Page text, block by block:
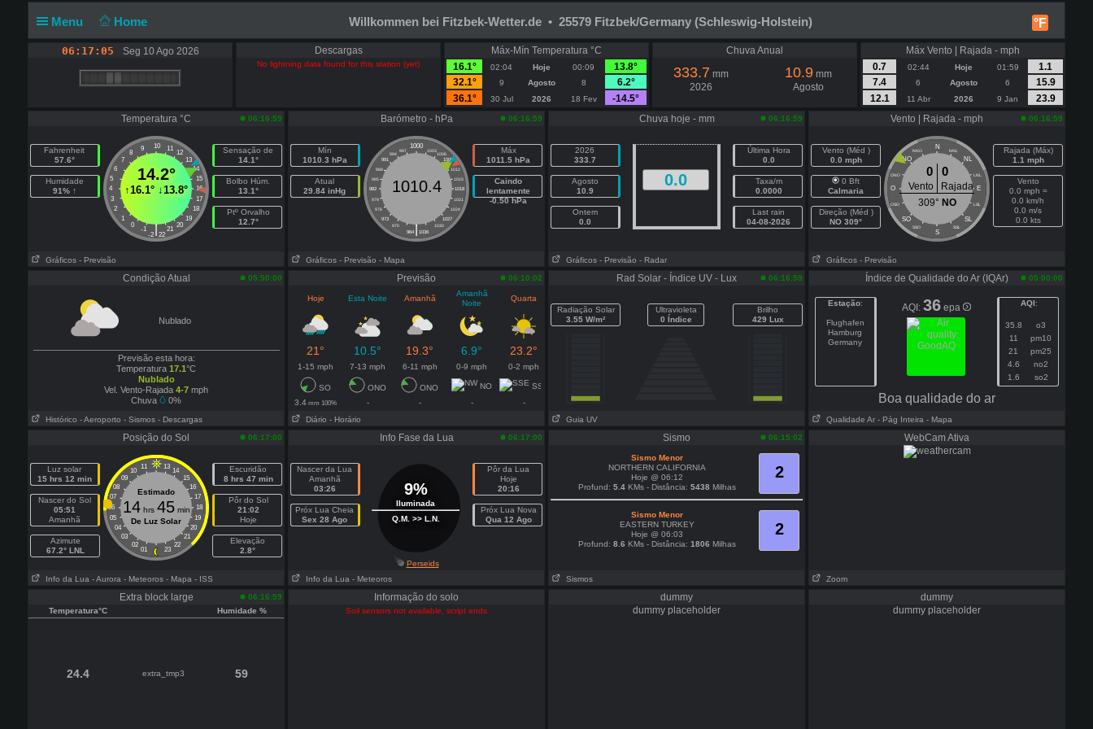
Menu Home °F
Willkommen bei Fitzbek-Wetter.de • 25579 Fitzbek/Germany (Schleswig-Holstein)
06:17:06 Seg 10 Ago 2026 Descargas
No lightning data found for this station (yet)
Máx-Mín Temperatura °C
16.1°
02:04 Hoje 00:09
13.8°
32.1°
9 Agosto 8
6.2°
36.1°
30 Jul 2026 18 Fev -14.5°
Chuva Anual
333.7 mm
2026
10.9 mm
Agosto
Máx Vento | Rajada - mph
0.7
02:44 Hoje 01:59
1.1
7.4
6 Agosto 6
15.9
12.1
11 Abr 2026 9 Jan
23.9
Temperatura °C
06:16:59
Fahrenheit
57.6°
Humidade
91% ↑
10
9 11
8
12
7
13
6
14
5
15
4
16
3
17
2
18
1
19
0
20
-1 21
|
-2 22
14.2°
↑16.1° ↓13.8°
Sensação de
14.1°
Bolbo Húm.
13.1°
Ptº Orvalho
12.7°
Gráficos - Previsão
Barómetro - hPa 06:16:59
Mín
1010.3 hPa
Atual
29.84 inHg
1000
997 1003
994
1006
991
1009
988
1012
985
1015
982
1018
979
1021
976
1024
973
1027
970
1030
|
964 1036
1010.4
Máx
1011.5 hPa
Caindo
lentamente
-0.50 hPa
Gráficos - Previsão - Mapa
Chuva hoje - mm 06:16:59
2026
333.7
Agosto
10.9
Ontem
0.0
0.0
Última Hora
0.0
Taxa/m
0.0000
Last rain
04-08-2026
Gráficos - Previsão - Radar
Vento | Rajada - mph 06:16:59
Vento (Méd )
0.0 mph
0 Bft
Calmaria
Direção (Méd )
NO 309°
N
NNO NNL
NO NL
ONO LNL
O E
OSO LSL
SO SL
SSO SSL
S
0 0
Vento
Rajada
309° NO
Rajada (Máx)
1.1 mph
Vento
0.0 mph =
0.0 km/h
0.0 m/s
0.0 kts
Gráficos - Previsão
Condição Atual 05:50:00
Nublado
Previsão esta hora:
Temperatura 17.1°C
Nublado
Vel. Vento-Rajada 4-7 mph
Chuva
0%
Histórico - Aeroporto - Sismos - Descargas
Previsão 06:10:02
Hoje Esta Noite Amanhã
Amanhã
Noite
Quarta
21° 10.5° 19.3° 6.9° 23.2°
1-15 mph 7-13 mph 6-11 mph 0-9 mph 0-2 mph
SO ONO ONO NO
SSL
3.4 mm 100% - - -
-
Diário - Horário
Rad Solar - Índice UV - Lux 06:16:59
Radiação Solar
3.55 W/m²
Ultravioleta
0 Índice
Brilho
429 Lux
Guia UV
Índice de Qualidade do Ar (IQAr) 05:00:00
Estação:
Flughafen
Hamburg
Germany
AQI: 36 epa AQI:
35.8
o3
11
pm10
21
pm25
4.6
no2
1.6
so2
Boa qualidade do ar
Qualidade Ar - Pág Inteira - Mapa
Posição do Sol 06:17:00
Luz solar
15 hrs 12 min
Nascer do Sol
05:51
Amanhã
Azimute
67.2° LNL
11 13
10
14
09
15
08
16
07
17
06
18
05
19
04
20
03
21
02
22
01 23
Estimado
14hrs 45min
De Luz Solar
Escuridão
8 hrs 47 min
Pôr do Sol
21:02
Hoje
Elevação
2.8°
Info da Lua - Aurora - Meteoros - Mapa - ISS
Info Fase da Lua 06:17:00
Nascer da Lua
Amanhã
03:26
Próx Lua Cheia
Sex 28 Ago
9%
Iluminada
Q.M. >> L.N.
Pôr da Lua
Hoje
20:16
Próx Lua Nova
Qua 12 Ago
Perseids
Info da Lua - Meteoros
Sismo 06:15:02
2
Sismo Menor
NORTHERN CALIFORNIA
Hoje @ 06:12
Profund: 5.4 KMs - Distância: 5438 Milhas
2
Sismo Menor
EASTERN TURKEY
Hoje @ 06:03
Profund: 8.6 KMs - Distância: 1806 Milhas
Sismos
WebCam Ativa
Zoom
Extra block large
06:16:59
Temperatura°C
Humidade %
24.4 extra_tmp3 59
Informação do solo
Soil sensors not available, script ends
dummy
dummy placeholder
dummy
dummy placeholder